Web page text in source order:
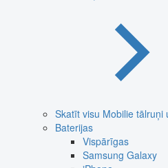
Skatīt visu Mobilie tālruņi
Baterijas
Vispārīgas
Samsung Galaxy